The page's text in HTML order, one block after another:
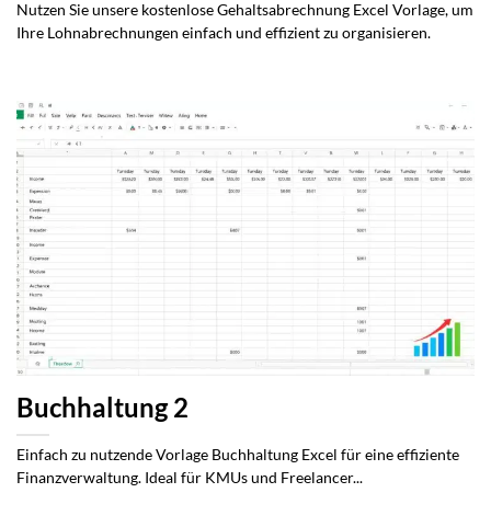
Nutzen Sie unsere kostenlose Gehaltsabrechnung Excel Vorlage, um
Ihre Lohnabrechnungen einfach und effizient zu organisieren.
Buchhaltung 2
Einfach zu nutzende Vorlage Buchhaltung Excel für eine effiziente
Finanzverwaltung. Ideal für KMUs und Freelancer...